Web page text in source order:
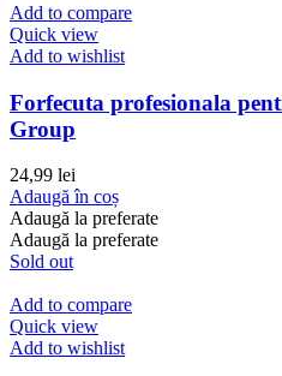
Add to compare
Quick view
Add to wishlist
Forfecuta profesionala
Group
24,99 lei
Adaugă în coș
Adaugă la preferate
Adaugă la preferate
Sold out
Add to compare
Quick view
Add to wishlist